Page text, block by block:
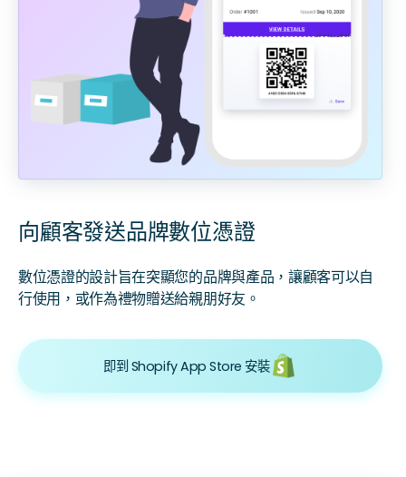
向顧客發送品牌數位憑證
數位憑證的設計旨在突顯您的品牌與產品，讓顧客可以自
行使用，或作為禮物贈送給親朋好友。
即到 Shopify App Store 安裝